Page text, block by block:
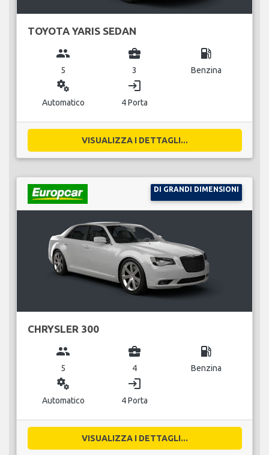
TOYOTA YARIS SEDAN
group
5
business_center
3
local_gas_station
Benzina
miscellaneous_services
Automatico
login
4 Porta
VISUALIZZA I DETTAGLI...
DI GRANDI DIMENSIONI
CHRYSLER 300
group
5
business_center
4
local_gas_station
Benzina
miscellaneous_services
Automatico
login
4 Porta
VISUALIZZA I DETTAGLI...